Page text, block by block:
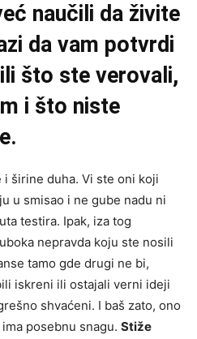
naučili da živite
da vam potvrdi
što ste verovali,
i što niste
širine duha. Vi ste oni koji
u smisao i ne gube nadu ni
testira. Ipak, iza tog
nepravda koju ste nosili
tamo gde drugi ne bi,
iskreni ili ostajali verni ideji
shvaćeni. I baš zato, ono
posebnu snagu. Stiže